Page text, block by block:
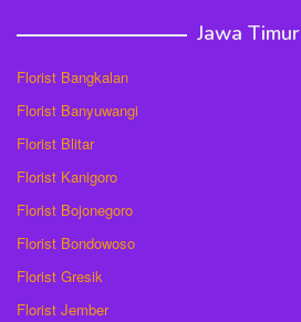
Jawa Timur
Florist Bangkalan
Florist Banyuwangi
Florist Blitar
Florist Kanigoro
Florist Bojonegoro
Florist Bondowoso
Florist Gresik
Florist Jember